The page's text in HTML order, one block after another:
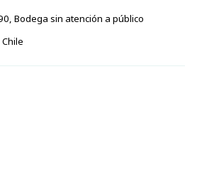
Bodega sin atención a público